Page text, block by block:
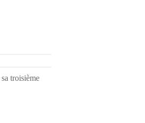
troisième